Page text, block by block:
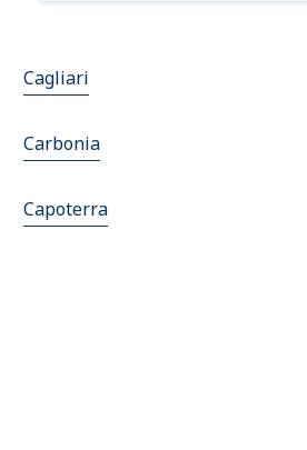
Cagliari
Carbonia
Capoterra